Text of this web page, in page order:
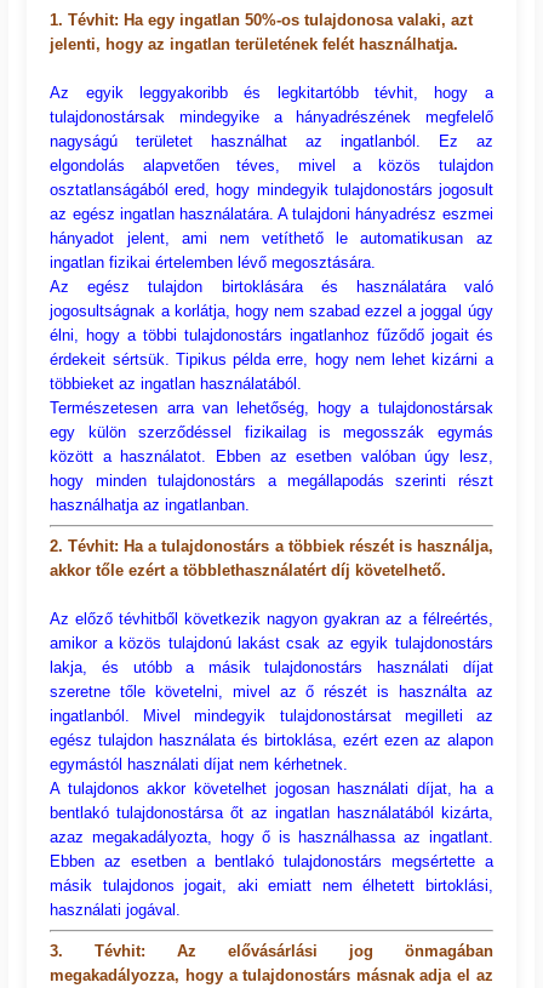
1. Tévhit: Ha egy ingatlan 50%-os tulajdonosa valaki, azt
jelenti, hogy az ingatlan területének felét használhatja.
Az egyik leggyakoribb és legkitartóbb tévhit, hogy a
tulajdonostársak mindegyike a hányadrészének megfelelő
nagyságú területet használhat az ingatlanból. Ez az
elgondolás alapvetően téves, mivel a közös tulajdon
osztatlanságából ered, hogy mindegyik tulajdonostárs jogosult
az egész ingatlan használatára. A tulajdoni hányadrész eszmei
hányadot jelent, ami nem vetíthető le automatikusan az
ingatlan fizikai értelemben lévő megosztására.
Az egész tulajdon birtoklására és használatára való
jogosultságnak a korlátja, hogy nem szabad ezzel a joggal úgy
élni, hogy a többi tulajdonostárs ingatlanhoz fűződő jogait és
érdekeit sértsük. Tipikus példa erre, hogy nem lehet kizárni a
többieket az ingatlan használatából.
Természetesen arra van lehetőség, hogy a tulajdonostársak
egy külön szerződéssel fizikailag is megosszák egymás
között a használatot. Ebben az esetben valóban úgy lesz,
hogy minden tulajdonostárs a megállapodás szerinti részt
használhatja az ingatlanban.
2. Tévhit: Ha a tulajdonostárs a többiek részét is használja,
akkor tőle ezért a többlethasználatért díj követelhető.
Az előző tévhitből következik nagyon gyakran az a félreértés,
amikor a közös tulajdonú lakást csak az egyik tulajdonostárs
lakja, és utóbb a másik tulajdonostárs használati díjat
szeretne tőle követelni, mivel az ő részét is használta az
ingatlanból. Mivel mindegyik tulajdonostársat megilleti az
egész tulajdon használata és birtoklása, ezért ezen az alapon
egymástól használati díjat nem kérhetnek.
A tulajdonos akkor követelhet jogosan használati díjat, ha a
bentlakó tulajdonostársa őt az ingatlan használatából kizárta,
azaz megakadályozta, hogy ő is használhassa az ingatlant.
Ebben az esetben a bentlakó tulajdonostárs megsértette a
másik tulajdonos jogait, aki emiatt nem élhetett birtoklási,
használati jogával.
3. Tévhit: Az elővásárlási jog önmagában
megakadályozza, hogy a tulajdonostárs másnak adja el az